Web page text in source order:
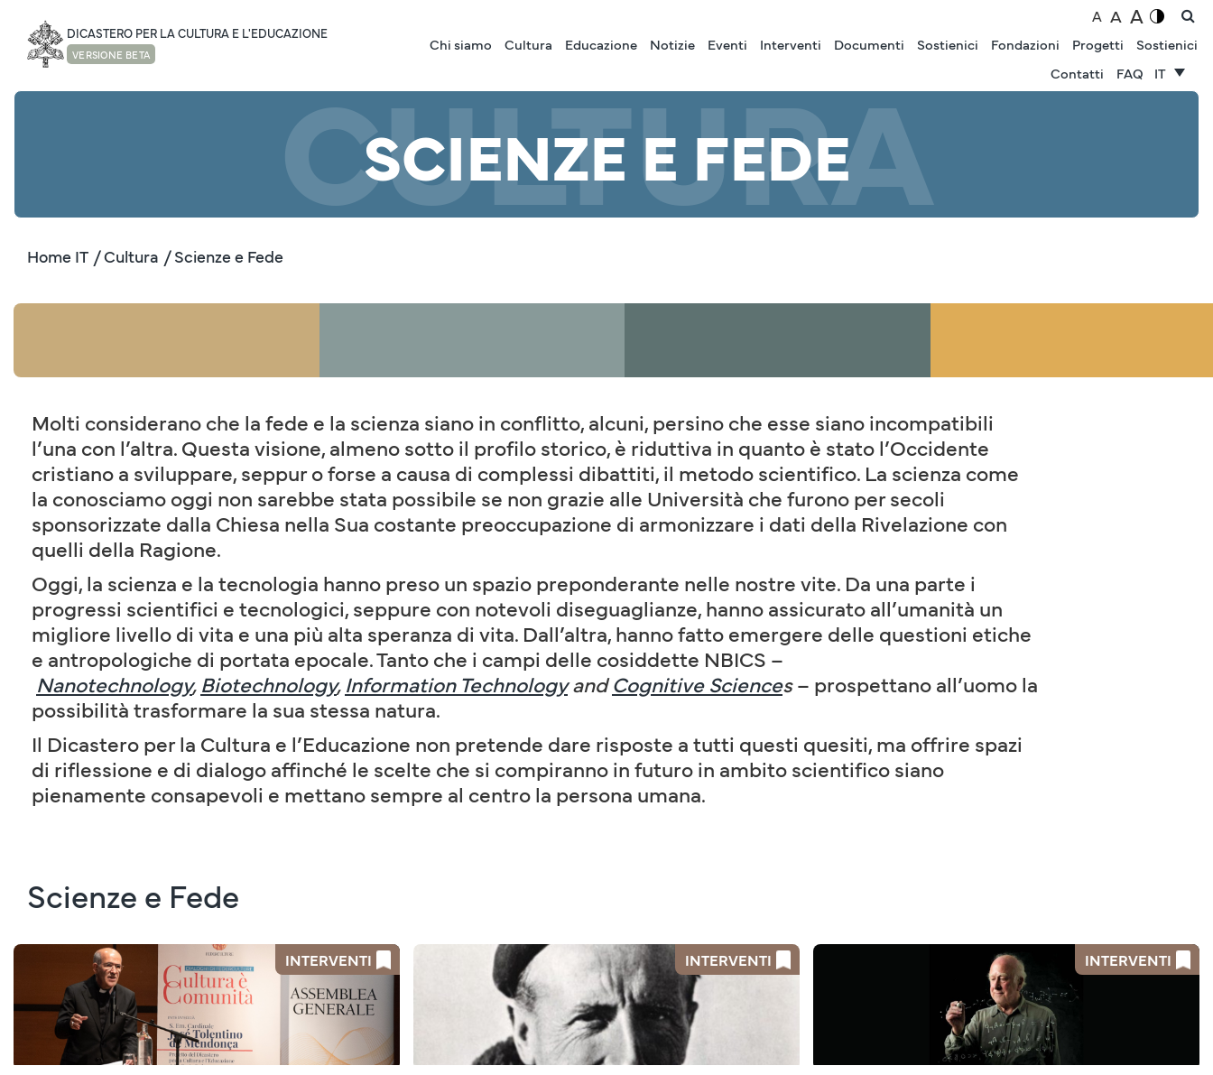
DICASTERO PER LA CULTURA E L'EDUCAZIONE
VERSIONE BETA
A A A
Chi siamo Cultura Educazione Notizie Eventi Interventi Documenti Sostienici Fondazioni Progetti
Sostienici
Contatti
FAQ IT
CULTURA
SCIENZE E FEDE
Home IT / Cultura / Scienze e Fede
Molti considerano che la fede e la scienza siano in conflitto, alcuni, persino che esse siano incompatibili
l’una con l’altra. Questa visione, almeno sotto il profilo storico, è riduttiva in quanto è stato l’Occidente
cristiano a sviluppare, seppur o forse a causa di complessi dibattiti, il metodo scientifico. La scienza come
la conosciamo oggi non sarebbe stata possibile se non grazie alle Università che furono per secoli
sponsorizzate dalla Chiesa nella Sua costante preoccupazione di armonizzare i dati della Rivelazione con
quelli della Ragione.
Oggi, la scienza e la tecnologia hanno preso un spazio preponderante nelle nostre vite. Da una parte i
progressi scientifici e tecnologici, seppure con notevoli diseguaglianze, hanno assicurato all’umanità un
migliore livello di vita e una più alta speranza di vita. Dall’altra, hanno fatto emergere delle questioni etiche
e antropologiche di portata epocale. Tanto che i campi delle cosiddette NBICS –
Nanotechnology,Biotechnology,Information TechnologyandCognitive Sciences– prospettano all’uomo la
possibilità trasformare la sua stessa natura.
Il Dicastero per la Cultura e l’Educazione non pretende dare risposte a tutti questi quesiti, ma offrire spazi
di riflessione e di dialogo affinché le scelte che si compiranno in futuro in ambito scientifico siano
pienamente consapevoli e mettano sempre al centro la persona umana.
Scienze e Fede
INTERVENTI INTERVENTI INTERVENTI